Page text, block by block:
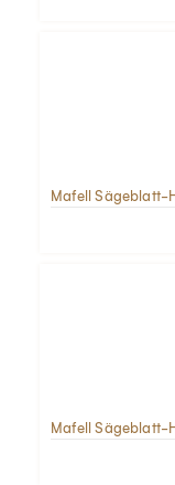
Mafell Sägeblatt-
Mafell Sägeblatt-